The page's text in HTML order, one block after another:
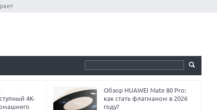
4K-
Обзор HUAWEI Mate 80 Pro:
как стать флагманом в 2026
году?